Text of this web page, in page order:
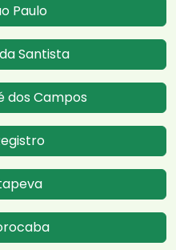
Paulo
Santista
dos Campos